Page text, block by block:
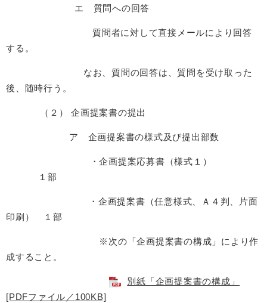
エ 質問への回答
質問者に対して直接メールにより回答
する。
なお、質問の回答は、質問を受け取った
後、随時行う。
（２） 企画提案書の提出
ア 企画提案書の様式及び提出部数
・企画提案応募書（様式１）
１部
・企画提案書（任意様式、Ａ４判、片面
印刷） １部
※次の「企画提案書の構成」により作
成すること。
別紙「企画提案書の構成」
[PDFファイル／100KB]